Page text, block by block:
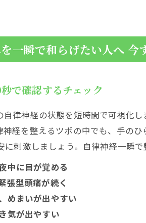
労宮と内関で心拍
首や頭の重さを一瞬で
百会で心身を整え
足と足裏から自律神経
太衝の位置と押し
足裏の即効ポイン
シーン別で選ぶ！自律
夜の不安や安眠に
自律神経が整う一瞬で
一瞬で和らげたい人へ 今
で確認するチェック
自律神経の状態を短時間で可視化
経を整えるツボの中でも、手の
に刺激しましょう。自律神経一瞬
中に目が覚める
張型頭痛が続く
めまいが出やすい
気が出やすい